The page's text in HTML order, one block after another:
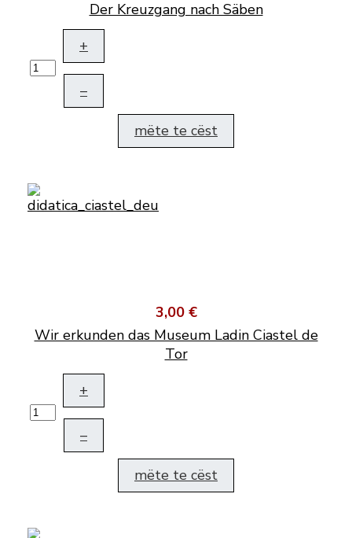
Der Kreuzgang nach Säben
+
–
mëte te cëst
3,00 €
Wir erkunden das Museum Ladin Ciastel de
Tor
+
–
mëte te cëst